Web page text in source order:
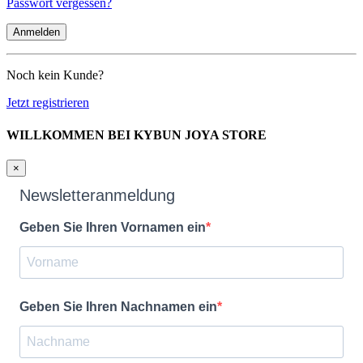
Passwort vergessen?
Noch kein Kunde?
Jetzt registrieren
WILLKOMMEN BEI KYBUN JOYA STORE
×
Newsletteranmeldung
Geben Sie Ihren Vornamen ein
Geben Sie Ihren Nachnamen ein